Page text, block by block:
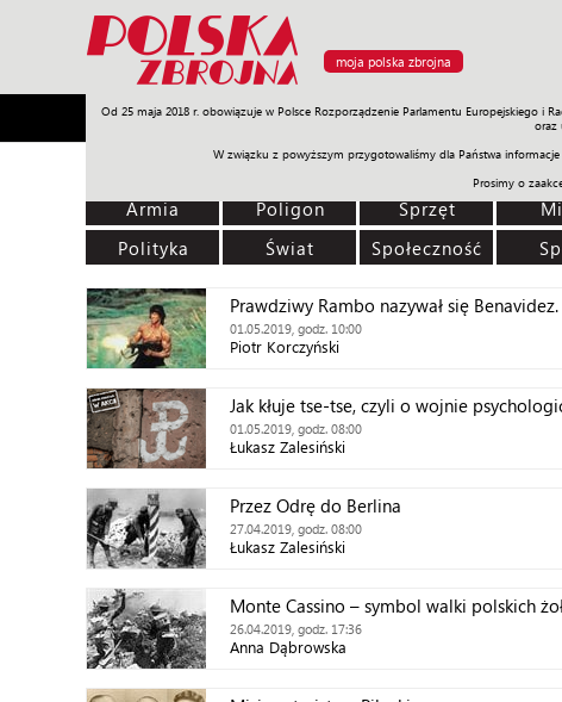
moja polska zbrojna
Od 25 maja 2018 r. obowiązuje w Polsce Rozporządzenie Parlamentu Europejskiego i
oraz
W związku z powyższym przygotowaliśmy dla Państwa
Prosimy o
Armia Poligon Sprzęt Misje Polityka Prawo
Armia Poligon Sprzęt
Polityka
Świat Społeczność
Prawdziwy Rambo nazywał się
01.05.2019, godz. 10:00
Piotr Korczyński
Jak kłuje tse-tse, czyli o wojnie
01.05.2019, godz. 08:00
Łukasz Zalesiński
Przez Odrę do Berlina
27.04.2019, godz. 08:00
Łukasz Zalesiński
Monte Cassino – symbol walki polskich
26.04.2019, godz. 17:36
Anna Dąbrowska